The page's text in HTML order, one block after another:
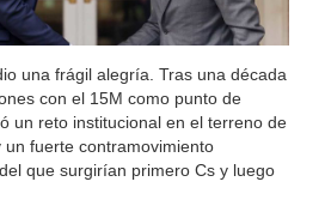
una frágil alegría. Tras una década
con el 15M como punto de
un reto institucional en el terreno de
un fuerte contramovimiento
que surgirían primero Cs y luego